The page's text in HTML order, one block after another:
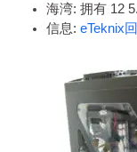
海湾: 拥有 12
信息:eTeknix